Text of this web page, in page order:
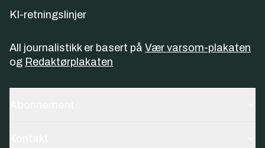
KI-retningslinjer
All journalistikk er basert på Vær varsom-plakaten
og Redaktørplakaten